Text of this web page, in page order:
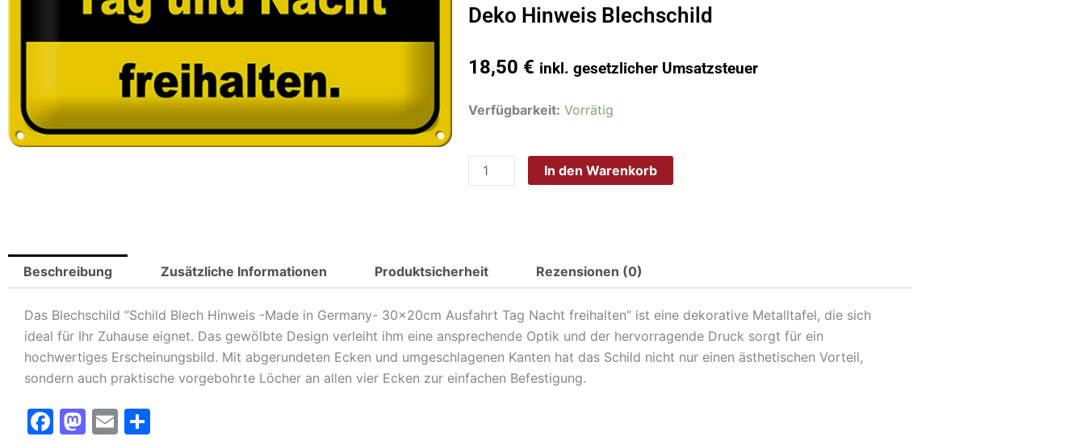
Deko Hinweis Blechschild
18,50 € inkl. gesetzlicher Umsatzsteuer
Verfügbarkeit: Vorrätig
Schild
Ausfahrt
Nacht
freihalten
Metall
Deko
In den Warenkorb
Beschreibung Zusätzliche Informationen Produktsicherheit Rezensionen (0)
Das Blechschild “Schild Blech Hinweis -Made in Germany- 30x20cm Ausfahrt Tag Nacht freihalten” ist eine dekorative Metalltafel, die sich
ideal für Ihr Zuhause eignet. Das gewölbte Design verleiht ihm eine ansprechende Optik und der hervorragende Druck sorgt für ein
hochwertiges Erscheinungsbild. Mit abgerundeten Ecken und umgeschlagenen Kanten hat das Schild nicht nur einen ästhetischen Vorteil,
sondern auch praktische vorgebohrte Löcher an allen vier Ecken zur einfachen Befestigung.
F
M E